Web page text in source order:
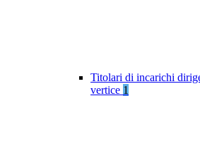
Titolari di incarichi
vertice 1